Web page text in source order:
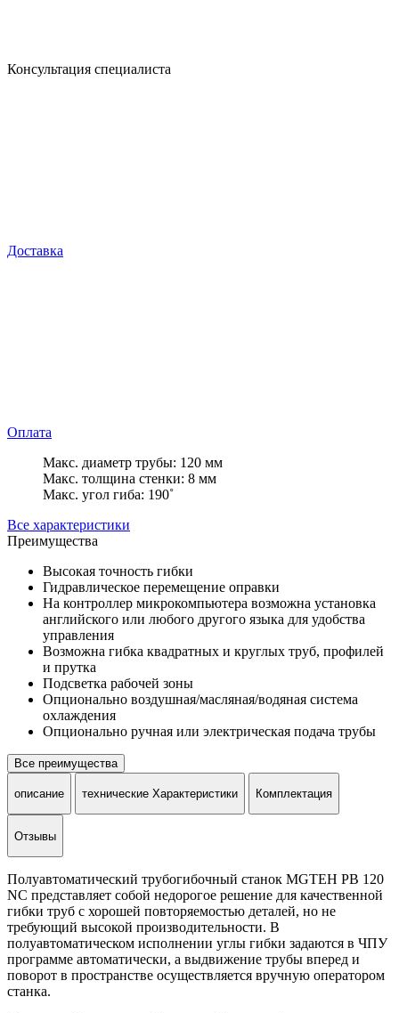
Консультация специалиста
Доставка
Оплата
Макс. диаметр трубы: 120 мм
Макс. толщина стенки: 8 мм
Макс. угол гиба: 190˚
Все характеристики
Преимущества
Высокая точность гибки
Гидравлическое перемещение оправки
На контроллер микрокомпьютера возможна установка
английского или любого другого языка для удобства
управления
Возможна гибка квадратных и круглых труб, профилей
и прутка
Подсветка рабочей зоны
Опционально воздушная/масляная/водяная система
охлаждения
Опционально ручная или электрическая подача трубы
Все преимущества
описание технические Характеристики Комплектация
Отзывы
Полуавтоматический трубогибочный станок MGTEH PB 120
NC представляет собой недорогое решение для качественной
гибки труб с хорошей повторяемостью деталей, но не
требующий высокой производительности. В
полуавтоматическом исполнении углы гибки задаются в ЧПУ
программе автоматически, а выдвижение трубы вперед и
поворот в пространстве осуществляется вручную оператором
станка.